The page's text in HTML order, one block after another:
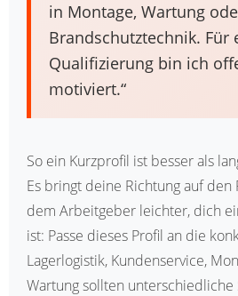
in Montage, Wartung
Brandschutztechnik. Für
Qualifizierung bin ich
motiviert.“
So ein Kurzprofil ist besser als
Es bringt deine Richtung auf den
dem Arbeitgeber leichter, dich
ist: Passe dieses Profil an die
Lagerlogistik, Kundenservice,
Wartung sollten